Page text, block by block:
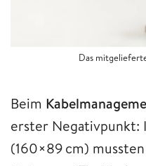
Das
Beim
erster Negativpunkt:
(160×89 cm)